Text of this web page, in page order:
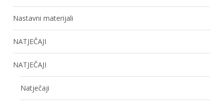
Nastavni materijali
NATJEČAJI
NATJEČAJI
Natječaji